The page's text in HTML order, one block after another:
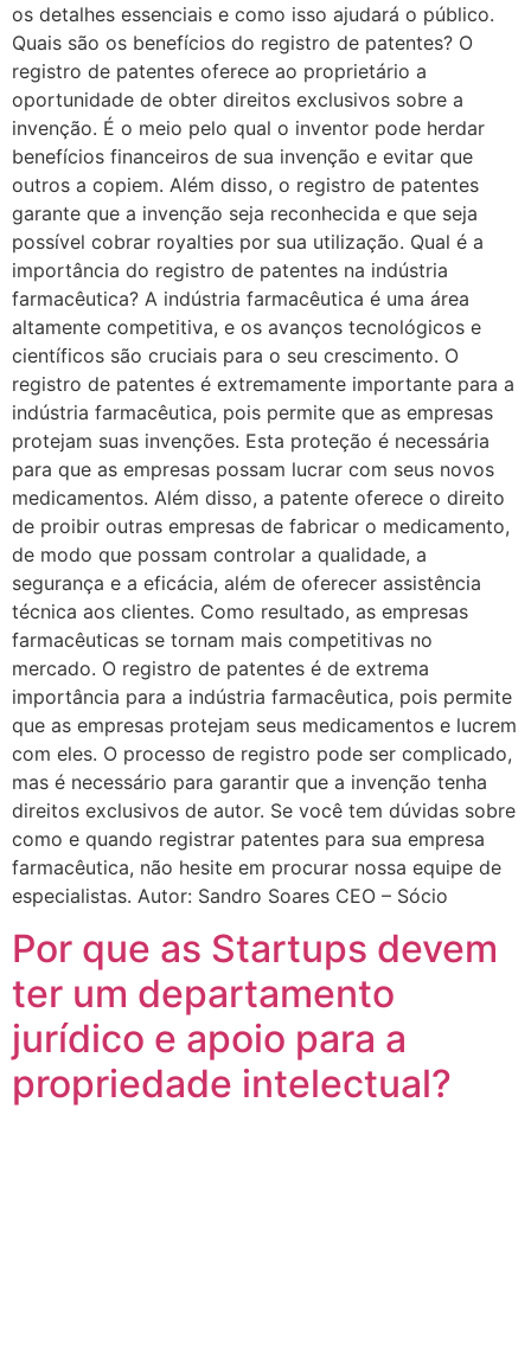
os detalhes essenciais e como isso ajudará o público.
Quais são os benefícios do registro de patentes? O
registro de patentes oferece ao proprietário a
oportunidade de obter direitos exclusivos sobre a
invenção. É o meio pelo qual o inventor pode herdar
benefícios financeiros de sua invenção e evitar que
outros a copiem. Além disso, o registro de patentes
garante que a invenção seja reconhecida e que seja
possível cobrar royalties por sua utilização. Qual é a
importância do registro de patentes na indústria
farmacêutica? A indústria farmacêutica é uma área
altamente competitiva, e os avanços tecnológicos e
científicos são cruciais para o seu crescimento. O
registro de patentes é extremamente importante para a
indústria farmacêutica, pois permite que as empresas
protejam suas invenções. Esta proteção é necessária
para que as empresas possam lucrar com seus novos
medicamentos. Além disso, a patente oferece o direito
de proibir outras empresas de fabricar o medicamento,
de modo que possam controlar a qualidade, a
segurança e a eficácia, além de oferecer assistência
técnica aos clientes. Como resultado, as empresas
farmacêuticas se tornam mais competitivas no
mercado. O registro de patentes é de extrema
importância para a indústria farmacêutica, pois permite
que as empresas protejam seus medicamentos e lucrem
com eles. O processo de registro pode ser complicado,
mas é necessário para garantir que a invenção tenha
direitos exclusivos de autor. Se você tem dúvidas sobre
como e quando registrar patentes para sua empresa
farmacêutica, não hesite em procurar nossa equipe de
especialistas. Autor: Sandro Soares CEO – Sócio
Por que as Startups devem
ter um departamento
jurídico e apoio para a
propriedade intelectual?